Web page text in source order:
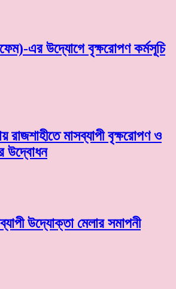
এর উদ্যোগে বৃক্ষরোপণ কর্মসূচি
রাজশাহীতে মাসব্যাপী বৃক্ষরোপণ ও
উদ্বোধন
উদ্যোক্তা মেলার সমাপনী